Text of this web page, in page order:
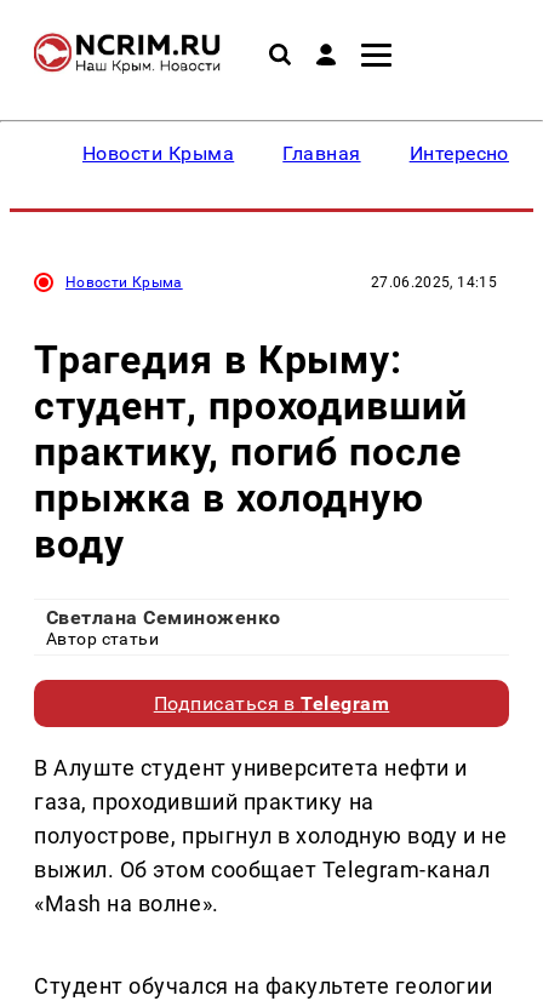
Новости Крыма Главная Интересное
Новости Крыма 27.06.2025, 14:15
Трагедия в Крыму:
студент, проходивший
практику, погиб после
прыжка в холодную
воду
Светлана Семиноженко
Автор статьи
Подписаться вTelegram
В Алуште студент университета нефти и
газа, проходивший практику на
полуострове, прыгнул в холодную воду и не
выжил. Об этом сообщает Telegram-канал
«Mash на волне».
Студент обучался на факультете геологии